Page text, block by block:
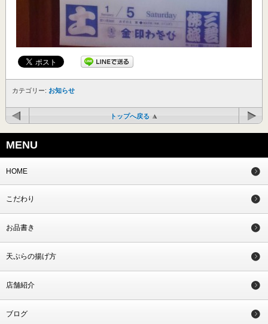
カテゴリー: お知らせ
トップへ戻る
MENU
HOME
こだわり
お品書き
天ぷらの揚げ方
店舗紹介
ブログ